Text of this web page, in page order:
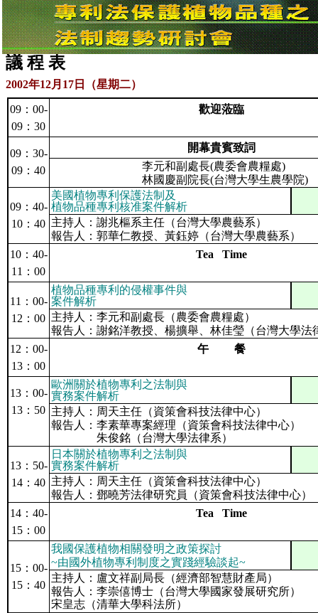
議 程 表
2002年12月 17 日（星期二）
09： 00-
09 ：30
歡迎蒞臨
09： 30-
09 ：40
開幕貴賓致詞
李元和副處長(農委會農糧處)
林國慶副院長(台灣大學生農學院)
09： 40-
10 ：40
美國植物專利保護法制及
植物品種專利核准案件解析
主持人：謝兆樞系主任（台灣大學農藝系）
報告人：郭華仁教授、黃鈺婷（台灣大學農藝系）
10： 40-
11 ：00
Tea Time
11 ： 00-
12 ：00
植物品種專利的侵權事件與
案件解析
主持人：李元和副處長（農委會農糧處）
報告人：謝銘洋教授、楊擴舉、林佳瑩（台灣大學法
12 ： 00-
13 ：00
午 餐
13： 00-
13 ： 50
歐洲關於植物專利之法制與
實務案件解析
主持人：周天主任（資策會科技法律中心）
報告人：李素華專案經理（資策會科技法律中心）
朱俊銘（台灣大學法律系）
13： 50-
14 ：40
日本關於植物專利之法制與
實務案件解析
主持人：周天主任（資策會科技法律中心）
報告人：鄧曉芳法律研究員（資策會科技法律中心）
14： 40-
15 ：00
Tea Time
15： 00-
15 ：40
我國保護植物相關發明之政策探討
~由國外植物專利制度之實踐經驗談起~
主持人：盧文祥副局長（經濟部智慧財產局）
報告人：李崇僖博士（台灣大學國家發展研究所）
宋皇志（清華大學科法所）